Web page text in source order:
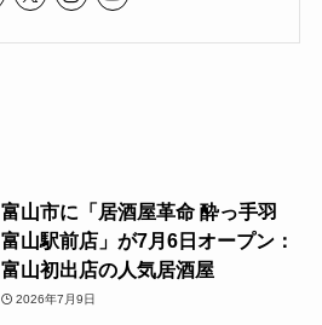
富山市に「居酒屋革命 酔っ手羽
富山駅前店」が7月6日オープン：
富山初出店の人気居酒屋
2026年7月9日